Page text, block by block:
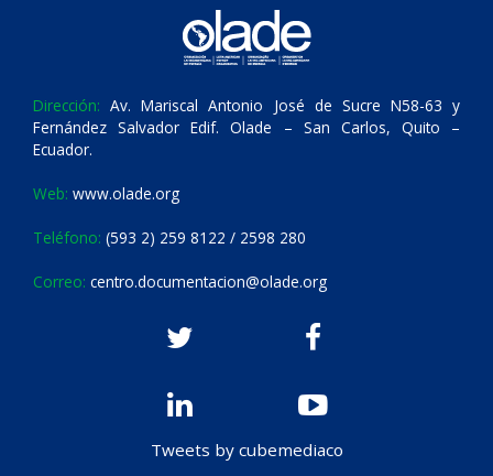
Dirección: Av. Mariscal Antonio José de Sucre N58-63 y
Fernández Salvador Edif. Olade – San Carlos, Quito –
Ecuador.
Web: www.olade.org
Teléfono: (593 2) 259 8122 / 2598 280
Correo: centro.documentacion@olade.org
Tweets by cubemediaco